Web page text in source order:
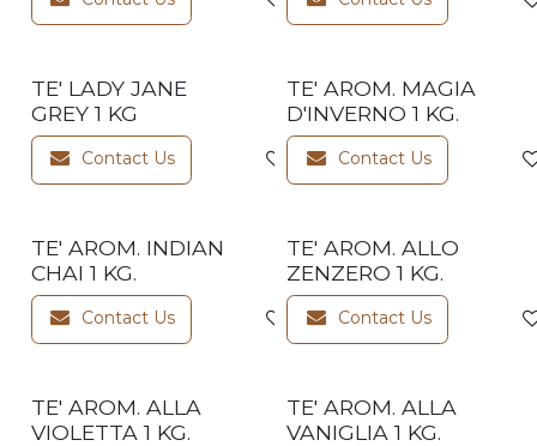
TE' LADY JANE
GREY 1 KG
Contact Us Add to wishlist
TE' AROM. MAGIA
D'INVERNO 1 KG.
Contact Us
TE' AROM. INDIAN
CHAI 1 KG.
Contact Us Add to wishlist
TE' AROM. ALLO
ZENZERO 1 KG.
Contact Us
TE' AROM. ALLA
VIOLETTA 1 KG.
TE' AROM. ALLA
VANIGLIA 1 KG.